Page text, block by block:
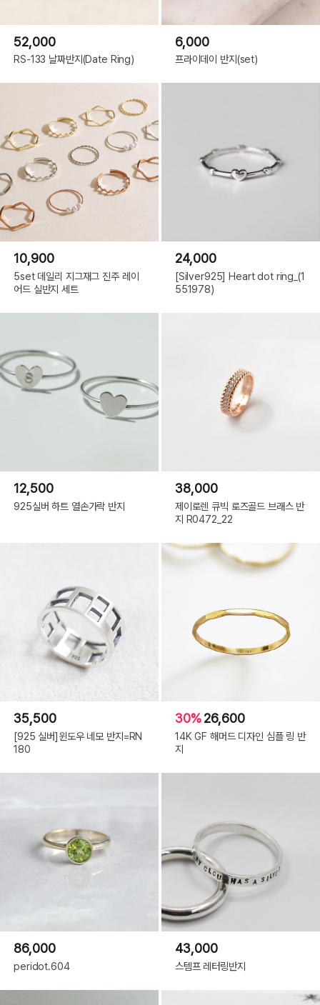
52,000
RS-133 날짜반지(Date Ring)
6,000
프라이데이 반지(set)
10,900
5set 데일리 지그재그 진주 레이
어드 실반지 세트
24,000
[Silver925] Heart dot ring_(1
551978)
12,500
925실버 하트 열손가락 반지
38,000
제이로렌 큐빅 로즈골드 브래스 반
지 R0472_22
35,500
[925 실버]윈도우 네모 반지=RN
180
30%26,600
14K GF 해머드 디자인 심플 링 반
지
86,000
peridot.604
43,000
스템프 레터링반지